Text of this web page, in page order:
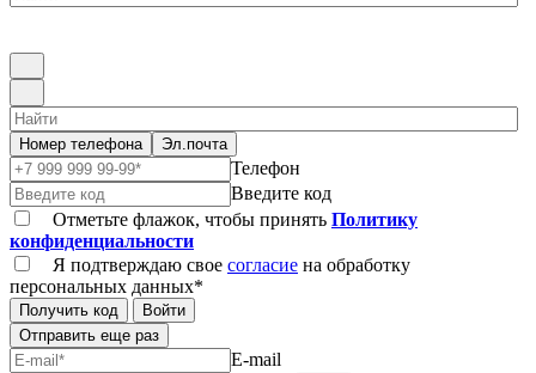
Номер телефона Эл.почта
Телефон
Введите код
Отметьте флажок, чтобы принять Политику
конфиденциальности
Я подтверждаю свое согласие на обработку
персональных данных*
Получить код
Войти
Отправить еще раз
E-mail